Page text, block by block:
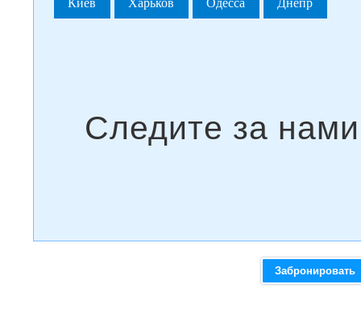
Киев Харьков Одесса Днепр
Забронировать